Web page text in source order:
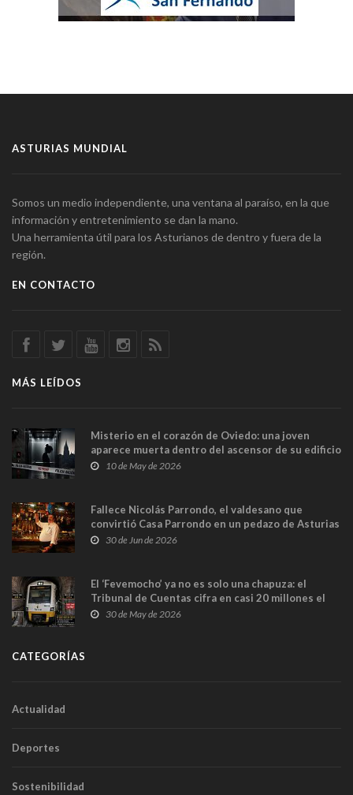
ASTURIAS MUNDIAL
Somos un medio independiente, una ventana al paraíso, en la que
información y entretenimiento se dan la mano.
Una herramienta útil para los Asturianos de dentro y fuera de la
región.
EN CONTACTO
MÁS LEÍDOS
Misterio en el corazón de Oviedo: una joven
aparece muerta dentro del ascensor de su edificio
y las cámaras captan sus últimos minutos
10 de May de 2026
Fallece Nicolás Parrondo, el valdesano que
convirtió Casa Parrondo en un pedazo de Asturias
en Madrid
30 de Jun de 2026
El ‘Fevemocho’ ya no es solo una chapuza: el
Tribunal de Cuentas cifra en casi 20 millones el
sobrecoste de los trenes que no cabían por los
30 de May de 2026
CATEGORÍAS
Actualidad
Deportes
Sostenibilidad